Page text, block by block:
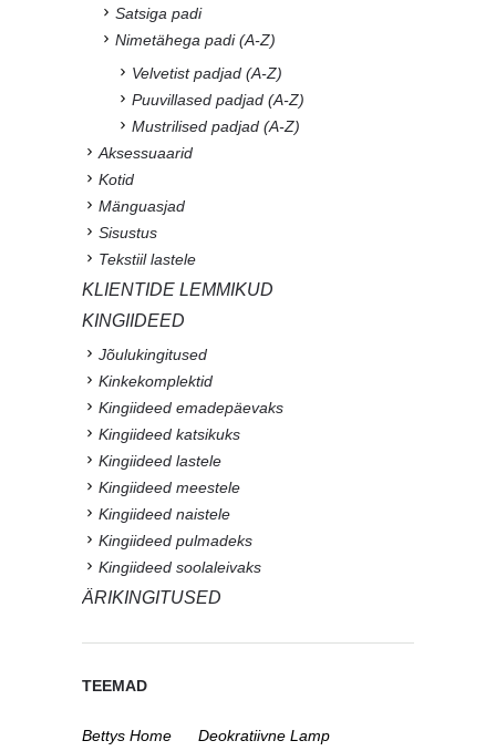
Satsiga padi
Nimetähega padi (A-Z)
Velvetist padjad (A-Z)
Puuvillased padjad (A-Z)
Mustrilised padjad (A-Z)
Aksessuaarid
Kotid
Mänguasjad
Sisustus
Tekstiil lastele
KLIENTIDE LEMMIKUD
KINGIIDEED
Jõulukingitused
Kinkekomplektid
Kingiideed emadepäevaks
Kingiideed katsikuks
Kingiideed lastele
Kingiideed meestele
Kingiideed naistele
Kingiideed pulmadeks
Kingiideed soolaleivaks
ÄRIKINGITUSED
TEEMAD
Bettys Home
Deokratiivne Lamp